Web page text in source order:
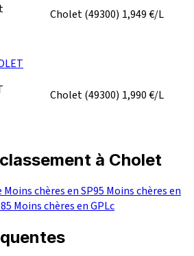
Cholet(49300) 1,949€/L
Cholet(49300) 1,990€/L
à Cholet
Moins chères en SP95 Moins chères en
Moins chères en GPLc